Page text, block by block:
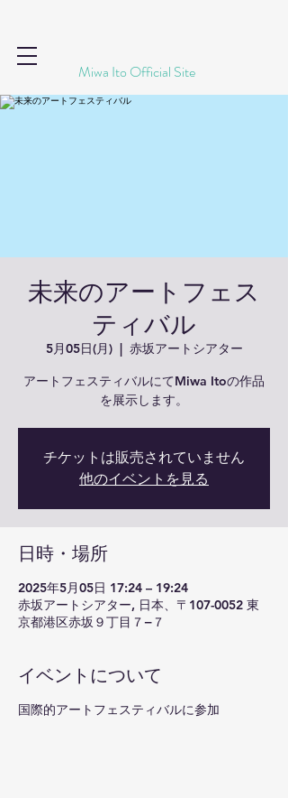
​Miwa Ito Official Site
未来のアートフェス
ティバル
5月05日(月)
  |
赤坂アートシアター
アートフェスティバルにてMiwa Itoの作品
を展示します。
チケットは販売されていません
他のイベントを見る
日時・場所
2025年5月05日 17:24 – 19:24
赤坂アートシアター, 日本、〒107-0052 東
京都港区赤坂９丁目７−７
イベントについて
国際的アートフェスティバルに参加